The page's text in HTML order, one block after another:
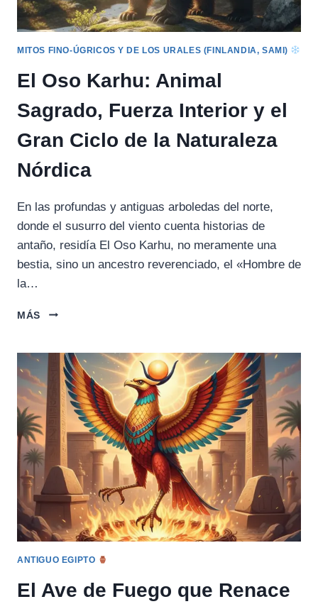
MITOS FINO-ÚGRICOS Y DE LOS URALES (FINLANDIA, SAMI)
El Oso Karhu: Animal
Sagrado, Fuerza Interior y el
Gran Ciclo de la Naturaleza
Nórdica
En las profundas y antiguas arboledas del norte,
donde el susurro del viento cuenta historias de
antaño, residía El Oso Karhu, no meramente una
bestia, sino un ancestro reverenciado, el «Hombre de
la…
MÁS
EL
ANIMAL
SAGRADO,
FUERZA
INTERIOR
Y
EL
GRAN
CICLO
DE
LA
NATURALEZA
NÓRDICA
ANTIGUO EGIPTO
El Ave de Fuego que Renace